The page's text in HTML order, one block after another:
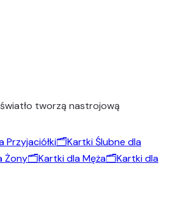
tworzą nastrojową
Przyjaciółki🗂️Kartki Ślubne dla
Żony🗂️Kartki dla Męża🗂️Kartki dla